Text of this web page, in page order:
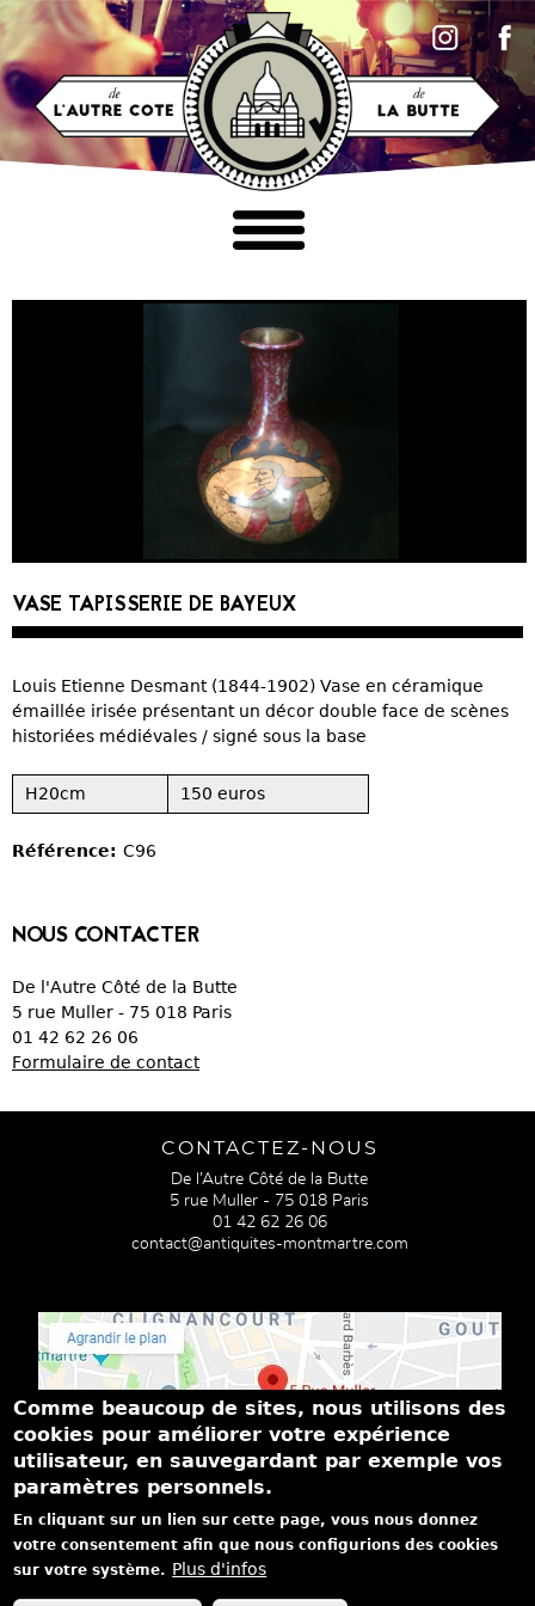
Accéder au contenu
MOBILIER
LUMINAIRES
TABLEAUX
VIEUX PAPIERS
OBJETS DÉCORATIFS
CRÉATIONS
VASE TAPISSERIE DE BAYEUX
Louis Etienne Desmant (1844-1902) Vase en céramique
émaillée irisée présentant un décor double face de scènes
historiées médiévales / signé sous la base
H20cm 150 euros
Référence: C96
NOUS CONTACTER
De l'Autre Côté de la Butte
5 rue Muller - 75 018 Paris
01 42 62 26 06
Formulaire de contact
CONTACTEZ-NOUS
De l’Autre Côté de la Butte
5 rue Muller - 75 018 Paris
01 42 62 26 06
contact@antiquites-montmartre.com
PASSEZ NOUS VOIR
Du mardi au samedi de 14h à 19h
Dimanche de 15h à 18h
Comme beaucoup de sites, nous utilisons des
cookies pour améliorer votre expérience
utilisateur, en sauvegardant par exemple vos
paramètres personnels.
En cliquant sur un lien sur cette page, vous nous donnez
votre consentement afin que nous configurions des cookies
sur votre système. Plus d'infos